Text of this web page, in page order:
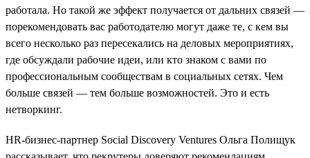
работала. Но такой же эффект получается от дальних связей —
порекомендовать вас работодателю могут даже те, с кем вы
всего несколько раз пересекались на деловых мероприятиях,
где обсуждали рабочие идеи, или кто знаком с вами по
профессиональным сообществам в социальных сетях. Чем
больше связей — тем больше возможностей. Это и есть
нетворкинг.
HR-бизнес-партнер Social Discovery Ventures Ольга Полищук